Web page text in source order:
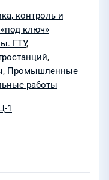
6-го
с
(ПИР)
контроль и
ключ»
ГТУ,
,
, Промышленные
работы
1